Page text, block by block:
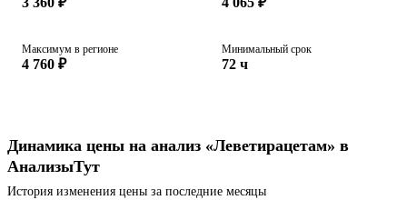
Максимум в регионе
4 760 ₽
Минимальный срок
72 ч
Динамика цены на анализ «Леветирацетам» в
АнализыТут
История изменения цены за последние месяцы